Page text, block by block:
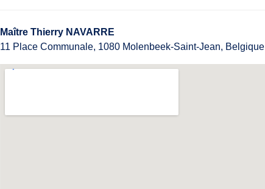
Maître Thierry NAVARRE
11 Place Communale, 1080 Molenbeek-Saint-Jean, Belgique